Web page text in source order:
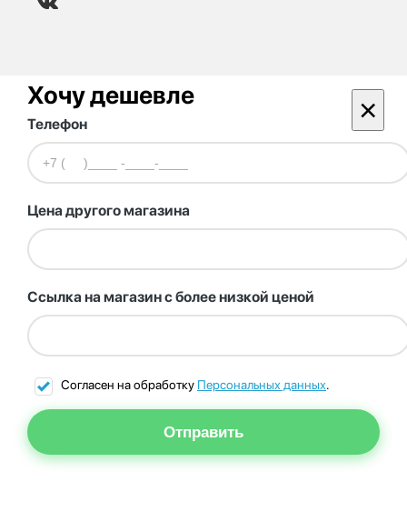
Хочу дешевле ×
Телефон
Цена другого магазина
Ссылка на магазин с более низкой ценой
Согласен на обработку Персональных данных.
Отправить